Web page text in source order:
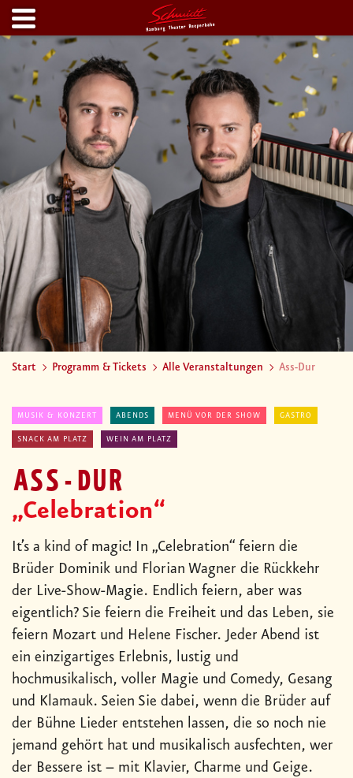
Start Programm & Tickets Alle Veranstaltungen Ass-Dur
MUSIK & KONZERT ABENDS MENÜ VOR DER SHOW GASTRO
SNACK AM PLATZ WEIN AM PLATZ
ASS-DUR
„Celebration“
It’s a kind of magic! In „Celebration“ feiern die
Brüder Dominik und Florian Wagner die Rückkehr
der Live-Show-Magie. Endlich feiern, aber was
eigentlich? Sie feiern die Freiheit und das Leben, sie
feiern Mozart und Helene Fischer. Jeder Abend ist
ein einzigartiges Erlebnis, lustig und
hochmusikalisch, voller Magie und Comedy, Gesang
und Klamauk. Seien Sie dabei, wenn die Brüder auf
der Bühne Lieder entstehen lassen, die so noch nie
jemand gehört hat und musikalisch ausfechten, wer
der Bessere ist – mit Klavier, Charme und Geige.